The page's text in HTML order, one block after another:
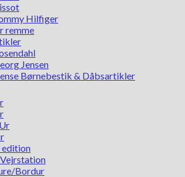
Hilfiger
remme
Jensen
Børnebestik & Dåbsartikler
edition
Bordur